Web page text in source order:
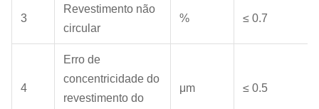
3
Revestimento não
circular
% ≤ 0.7
4
Erro de
concentricidade do
revestimento do
μm ≤ 0.5